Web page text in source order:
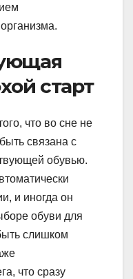
старт
что во сне не
связана с
обувью.
и иногда он
обуви для
слишком
что сразу